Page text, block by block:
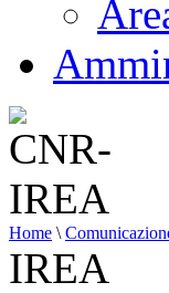
Home \
IREA